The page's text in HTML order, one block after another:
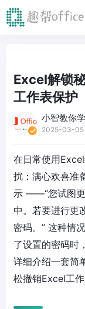
Excel解锁
工作表保护
小智教你
2025-03-05
在日常使用
扰：满心欢喜准
示 ——“您试图更
中。若要进行更
密码。” 这种情
了设置的密码时
详细介绍一套简
松撤销Excel工作